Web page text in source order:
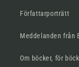
Författarporträtt
Meddelanden från
Om böcker, för